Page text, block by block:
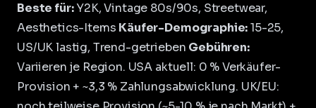
Beste für:Y2K, Vintage 80s/90s, Streetwear,
Aesthetics-Items Käufer-Demographie:15-25,
US/UK lastig, Trend-getrieben Gebühren:
Variieren je Region. USA aktuell: 0 % Verkäufer-
Provision + ~3,3 % Zahlungsabwicklung. UK/EU: